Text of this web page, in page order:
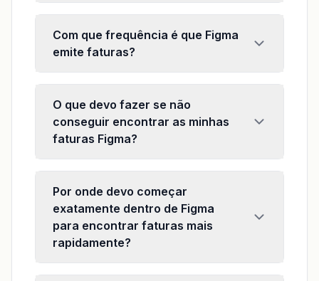
Com que frequência é que Figma
emite faturas?
O que devo fazer se não
conseguir encontrar as minhas
faturas Figma?
Por onde devo começar
exatamente dentro de Figma
para encontrar faturas mais
rapidamente?